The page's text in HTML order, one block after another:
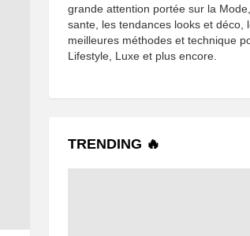
grande attention portée sur la
sante, les tendances looks et déco,
meilleures méthodes et technique
Lifestyle, Luxe et plus encore.
TRENDING 🔥